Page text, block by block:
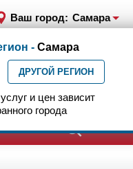
Ваш город: Самара
(846) 302-06-00
с 7.00 до 23.00
- Самара
ДРУГОЙ РЕГИОН
и цен зависит
города
Центр эпилептологии